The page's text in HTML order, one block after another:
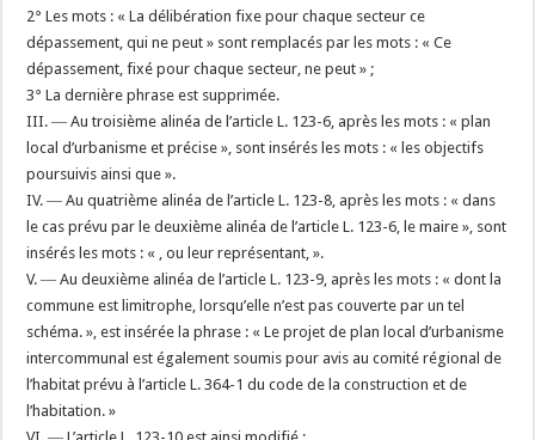
2° Les mots : « La délibération fixe pour chaque secteur ce
dépassement, qui ne peut » sont remplacés par les mots : « Ce
dépassement, fixé pour chaque secteur, ne peut » ;
3° La dernière phrase est supprimée.
III. ― Au troisième alinéa de l’article L. 123-6, après les mots : « plan
local d’urbanisme et précise », sont insérés les mots : « les objectifs
poursuivis ainsi que ».
IV. ― Au quatrième alinéa de l’article L. 123-8, après les mots : « dans
le cas prévu par le deuxième alinéa de l’article L. 123-6, le maire », sont
insérés les mots : « , ou leur représentant, ».
V. ― Au deuxième alinéa de l’article L. 123-9, après les mots : « dont la
commune est limitrophe, lorsqu’elle n’est pas couverte par un tel
schéma. », est insérée la phrase : « Le projet de plan local d’urbanisme
intercommunal est également soumis pour avis au comité régional de
l’habitat prévu à l’article L. 364-1 du code de la construction et de
l’habitation. »